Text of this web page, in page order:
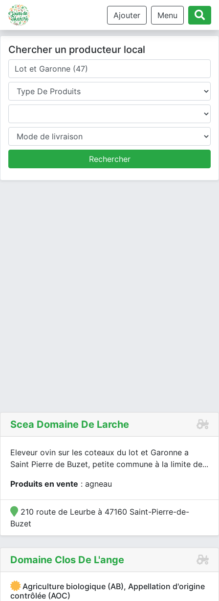
Ajouter Menu
Chercher un producteur local
Où cherchez-vous un producteur ?
Type de produits
Produits
Mode de livraison
Rechercher
Scea Domaine De Larche
Eleveur ovin sur les coteaux du lot et Garonne a
Saint Pierre de Buzet, petite commune à la limite de...
Produits en vente : agneau
210 route de Leurbe à 47160 Saint-Pierre-de-
Buzet
Domaine Clos De L'ange
Agriculture biologique (AB), Appellation d'origine
contrôlée (AOC)